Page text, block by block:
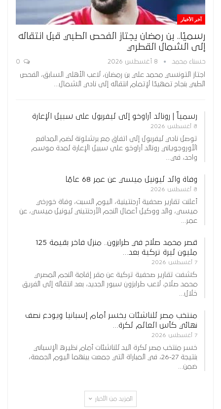
آخر الأخبار
رسميًا.. بن رمضان يجتاز الفحص الطبي قبل انتقاله
إلى الشمال القطري
حسناء محمد 8 أغسطس 2026
اجتاز التونسي محمد علي بن رمضان، لاعب الأهلي السابق، الفحص
الطبي بنجاح تمهيدًا لإتمام انتقاله إلى نادي الشمال…
رسمياً | رونالد أراوخو إلى ليفربول على سبيل الإعارة
8 أغسطس 2026
توصل نادي ليفربول إلى اتفاق مع برشلونة لضم المدافع
الأوروجوياني رونالد أراوخو على سبيل الإعارة لمدة موسم
واحد، في…
وفاة والد ليونيل ميسي عن عمر 68 عامًا
8 أغسطس 2026
أعلنت تقارير صحفية أرجنتينية، اليوم السبت، وفاة خورخي
ميسي، والد ووكيل أعمال النجم الأرجنتيني ليونيل ميسي، عن
عمر…
قصر محمد صلاح في طرابزون.. منزل فاخر بقيمة 125
مليون ليرة تركية بعد…
7 أغسطس 2026
كشفت تقارير صحفية تركية عن مقر إقامة النجم المصري
محمد صلاح، لاعب طرابزون سبور الجديد، بعد انتقاله إلى الفريق
خلال…
منتخب مصر للناشئات يخسر أمام إسبانيا ويودع نصف
نهائي كأس العالم لكرة…
7 أغسطس 2026
خسر منتخب مصر لكرة اليد للناشئات أمام نظيره الإسباني
بنتيجة 27-26، في المباراة التي جمعت بينهما اليوم الجمعة،
ضمن…
المزيد من الأخبار